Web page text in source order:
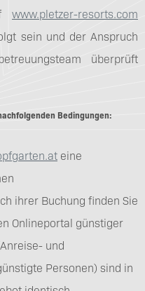
www.pletzer-resorts.com
sein und der Anspruch
überprüft
Bedingungen:
eine
ihrer Buchung finden Sie
Onlineportal günstiger
und
Personen) sind in